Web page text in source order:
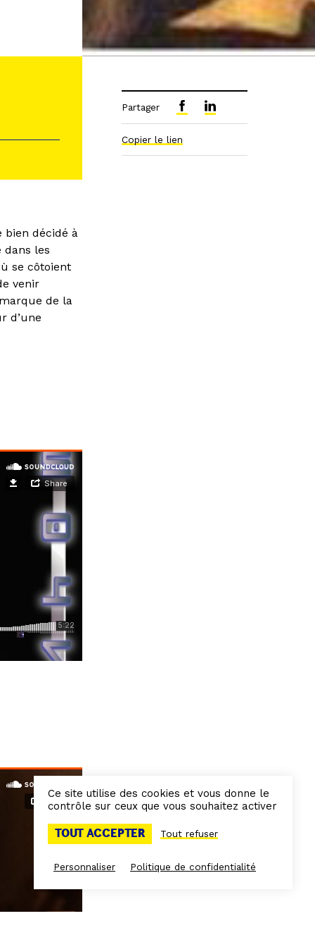
décidé à
dans les
se côtoient
venir
de la
d’une
Partager
Copier le lien
Ce site utilise des cookies et vous donne le
contrôle sur ceux que vous souhaitez activer
TOUT ACCEPTER Tout refuser
Personnaliser Politique de confidentialité